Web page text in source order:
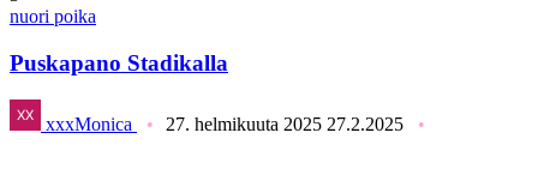
nuori poika
Puskapano Stadikalla
xxxMonica 27. helmikuuta 2025 27.2.2025